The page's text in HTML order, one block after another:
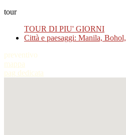
tour
TOUR DI PIU' GIORNI
Città e paesaggi: Manila,
preventivo
mappa
pag dedicata